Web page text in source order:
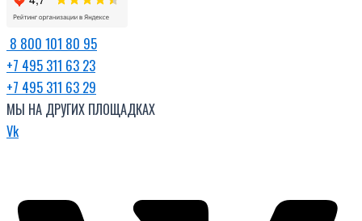
8 800 101 80 95
+7 495 311 63 23
+7 495 311 63 29
МЫ НА ДРУГИХ ПЛОЩАДКАХ
Vk